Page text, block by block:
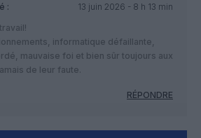
:
13 juin 2026 - 8 h 13 min
informatique défaillante,
mauvaise foi et bien sûr toujours aux
de leur faute.
RÉPONDRE